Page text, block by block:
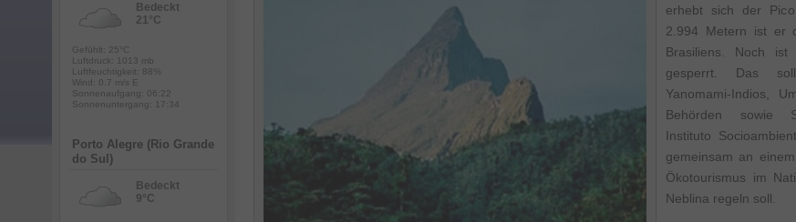
erhebt sich der
2.994 Metern ist er
Brasiliens. Noch
gesperrt. Das
Yanomami-Indios,
Behörden sowie
Instituto
gemeinsam an
Ökotourismus im
Neblina regeln soll.
Bedeckt
21°C
Gefühlt: 25°C
Luftdruck: 1013 mb
Luftfeuchtigkeit: 88%
Wind: 0.7 m/s E
Sonnenaufgang: 06:22
Sonnenuntergang: 17:34
Porto Alegre (Rio Grande
do Sul)
Bedeckt
9°C